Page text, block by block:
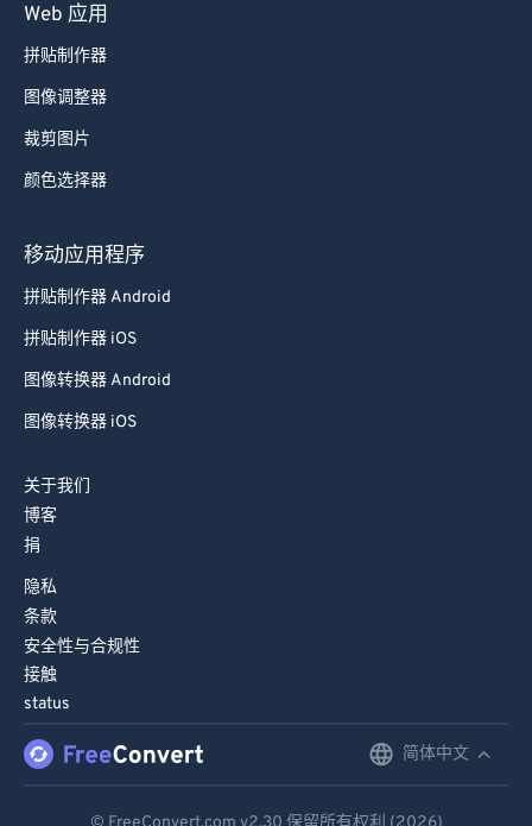
Web 应用
拼贴制作器
图像调整器
裁剪图片
颜色选择器
移动应用程序
拼贴制作器 Android
拼贴制作器 iOS
图像转换器 Android
图像转换器 iOS
关于我们
博客
捐
隐私
条款
安全性与合规性
接触
status
简体中文